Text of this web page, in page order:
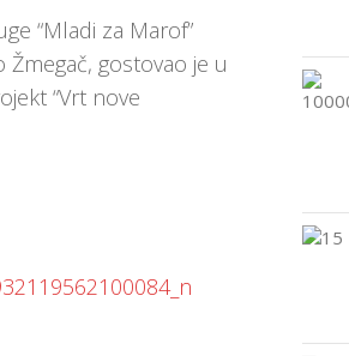
“Mladi za Marof”
Žmegač, gostovao je u
“Vrt nove